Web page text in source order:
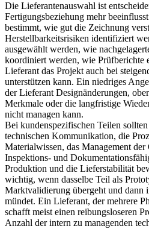
Die Lieferantenauswahl ist
Fertigungsbeziehung mehr
bestimmt, wie gut die Zeichnung
Herstellbarkeitsrisiken identifiziert
ausgewählt werden, wie
koordiniert werden, wie Prüfberichte
Lieferant das Projekt auch bei
unterstützen kann. Ein niedriges
der Lieferant Designänderungen,
Merkmale oder die langfristige
nicht managen kann.
Bei kundenspezifischen Teilen
technischen Kommunikation, die
Materialwissen, das Management
Inspektions- und
Produktion und die Lieferstabilität
wichtig, wenn dasselbe Teil als
Marktvalidierung übergeht und dann
mündet. Ein Lieferant, der mehrere
schafft meist einen reibungsloseren
Anzahl der intern zu managenden